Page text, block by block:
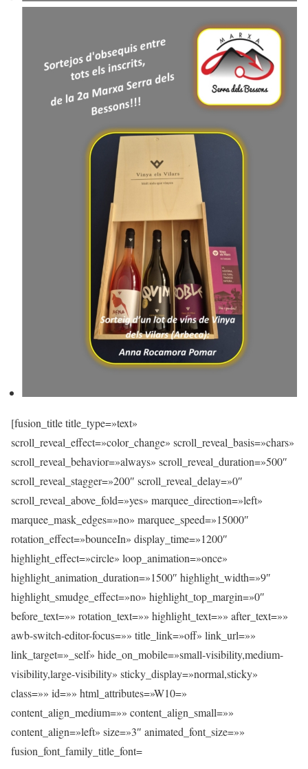
[fusion_title title_type=»text»
scroll_reveal_effect=»color_change» scroll_reveal_basis=»chars»
scroll_reveal_behavior=»always» scroll_reveal_duration=»500″
scroll_reveal_stagger=»200″ scroll_reveal_delay=»0″
scroll_reveal_above_fold=»yes» marquee_direction=»left»
marquee_mask_edges=»no» marquee_speed=»15000″
rotation_effect=»bounceIn» display_time=»1200″
highlight_effect=»circle» loop_animation=»once»
highlight_animation_duration=»1500″ highlight_width=»9″
highlight_smudge_effect=»no» highlight_top_margin=»0″
before_text=»» rotation_text=»» highlight_text=»» after_text=»»
awb-switch-editor-focus=»» title_link=»off» link_url=»»
link_target=»_self» hide_on_mobile=»small-visibility,medium-
visibility,large-visibility» sticky_display=»normal,sticky»
class=»» id=»» html_attributes=»W10=»
content_align_medium=»» content_align_small=»»
content_align=»left» size=»3″ animated_font_size=»»
fusion_font_family_title_font=